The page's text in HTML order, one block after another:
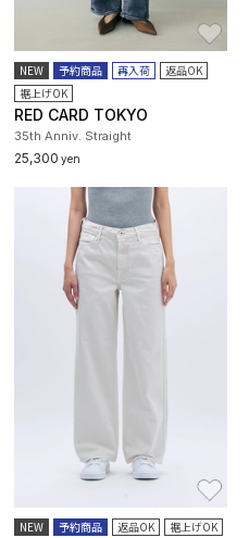
NEW 予約商品 再入荷
返品OK
裾上げOK
RED CARD TOKYO
35th Anniv. Straight
25,300 yen
NEW 予約商品 返品OK 裾上げOK